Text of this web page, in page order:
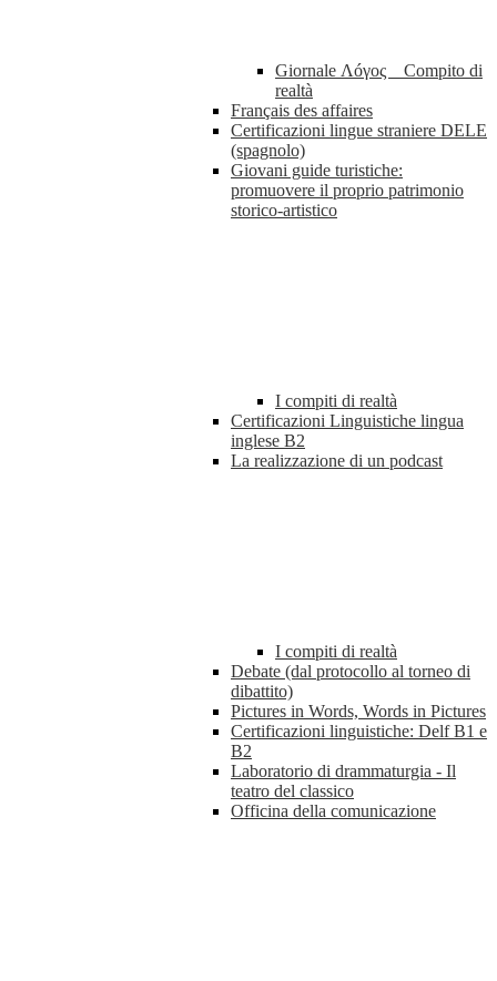
Giornale Λóγος _ Compito di
realtà
Français des affaires
Certificazioni lingue straniere DELE
(spagnolo)
Giovani guide turistiche:
promuovere il proprio patrimonio
storico-artistico
I compiti di realtà
Certificazioni Linguistiche lingua
inglese B2
La realizzazione di un podcast
I compiti di realtà
Debate (dal protocollo al torneo di
dibattito)
Pictures in Words, Words in Pictures
Certificazioni linguistiche: Delf B1 e
B2
Laboratorio di drammaturgia - Il
teatro del classico
Officina della comunicazione